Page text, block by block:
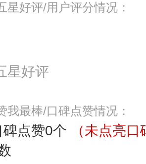
星好评/用户评分情况：
星好评
我最棒/口碑点赞情况：
点赞0个
（未点亮